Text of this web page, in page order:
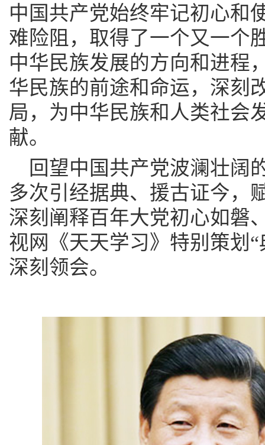
中国共产党始终牢记初心和
难险阻，取得了一个又一个
中华民族发展的方向和进程
华民族的前途和命运，深刻
局，为中华民族和人类社会
献。
回望中国共产党波澜壮阔
多次引经据典、援古证今，
深刻阐释百年大党初心如磐
视网《天天学习》特别策划
深刻领会。